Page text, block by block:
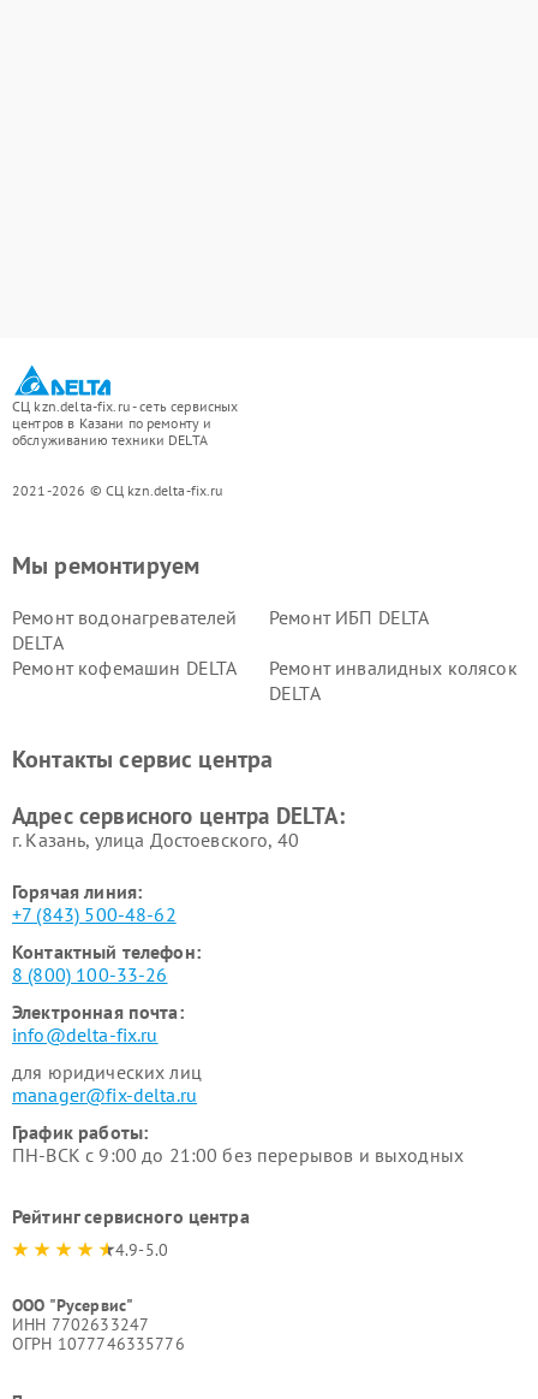
СЦ kzn.delta-fix.ru - сеть сервисных
центров в Казани по ремонту и
обслуживанию техники DELTA
2021-2026 © СЦ kzn.delta-fix.ru
Мы ремонтируем
Ремонт водонагревателей
DELTA
Ремонт ИБП DELTA
Ремонт кофемашин DELTA
Ремонт инвалидных колясок
DELTA
Контакты сервис центра
Адрес сервисного центра DELTA:
г. Казань, улица Достоевского, 40
Горячая линия:
+7 (843) 500-48-62
Контактный телефон:
8 (800) 100-33-26
Электронная почта:
info@delta-fix.ru
для юридических лиц
manager@fix-delta.ru
График работы:
ПН-ВСК с 9:00 до 21:00 без перерывов и выходных
Рейтинг сервисного центра
4.9-5.0
ООО "Русервис"
ИНН 7702633247
ОГРН 1077746335776